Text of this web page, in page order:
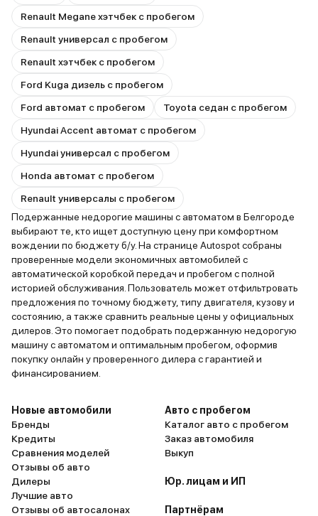
Renault Megane хэтчбек с пробегом
Renault универсал с пробегом
Renault хэтчбек с пробегом
Ford Kuga дизель с пробегом
Ford автомат с пробегом
Toyota седан с пробегом
Hyundai Accent автомат с пробегом
Hyundai универсал с пробегом
Honda автомат с пробегом
Renault универсалы с пробегом
Подержанные недорогие машины с автоматом в Белгороде
выбирают те, кто ищет доступную цену при комфортном
вождении по бюджету б/у. На странице Autospot собраны
проверенные модели экономичных автомобилей с
автоматической коробкой передач и пробегом с полной
историей обслуживания. Пользователь может отфильтровать
предложения по точному бюджету, типу двигателя, кузову и
состоянию, а также сравнить реальные цены у официальных
дилеров. Это помогает подобрать подержанную недорогую
машину с автоматом и оптимальным пробегом, оформив
покупку онлайн у проверенного дилера с гарантией и
финансированием.
Новые автомобили
Бренды
Кредиты
Сравнения моделей
Отзывы об авто
Дилеры
Лучшие авто
Отзывы об автосалонах
Авто с пробегом
Каталог авто с пробегом
Заказ автомобиля
Выкуп
Юр. лицам и ИП
Партнёрам